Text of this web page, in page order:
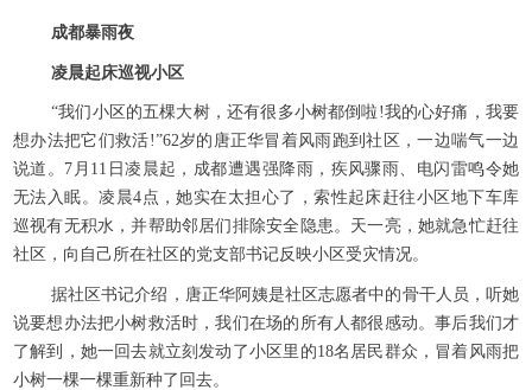
成都暴雨夜
凌晨起床巡视小区
“我们小区的五棵大树，还有很多小树都倒啦!我的心好痛，我要
想办法把它们救活!”62岁的唐正华冒着风雨跑到社区，一边喘气一边
说道。7月11日凌晨起，成都遭遇强降雨，疾风骤雨、电闪雷鸣令她
无法入眠。凌晨4点，她实在太担心了，索性起床赶往小区地下车库
巡视有无积水，并帮助邻居们排除安全隐患。天一亮，她就急忙赶往
社区，向自己所在社区的党支部书记反映小区受灾情况。
据社区书记介绍，唐正华阿姨是社区志愿者中的骨干人员，听她
说要想办法把小树救活时，我们在场的所有人都很感动。事后我们才
了解到，她一回去就立刻发动了小区里的18名居民群众，冒着风雨把
小树一棵一棵重新种了回去。